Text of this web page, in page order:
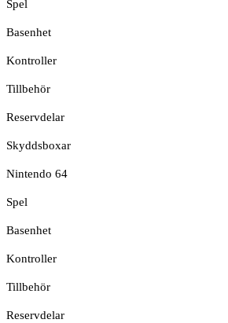
Spel
Basenhet
Kontroller
Tillbehör
Reservdelar
Skyddsboxar
Nintendo 64
Spel
Basenhet
Kontroller
Tillbehör
Reservdelar